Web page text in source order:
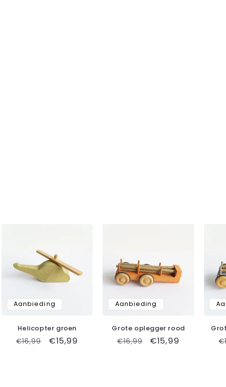
Aanbieding
Helicopter groen
Normale
€16,99 Aanbiedingsprijs
€15,99
Aanbieding
Grote oplegger rood
Normale
€16,99 €15,99